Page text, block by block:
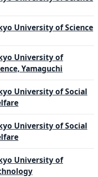
University of Science
University of
Yamaguchi
University of Social
University of Social
University of